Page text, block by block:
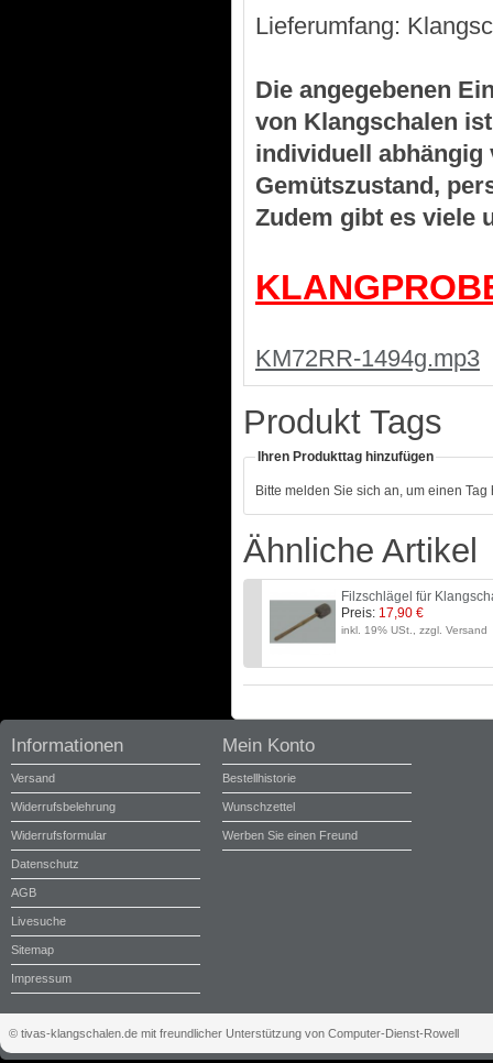
Lieferumfang:
Die angegebenen
von Klangschalen
individuell abhängig
Gemütszustand,
Zudem gibt es viele
KM72RR-1494g.mp3
Produkt Tags
Ihren Produkttag hinzufügen
Bitte melden Sie sich an, um einen
Ähnliche Artikel
Filzschlägel für
Preis: 17,90 €
inkl. 19% USt., zzgl. Versand
Informationen
Versand
Widerrufsbelehrung
Widerrufsformular
Datenschutz
AGB
Livesuche
Sitemap
Impressum
Mein Konto
Bestellhistorie
Wunschzettel
Werben Sie einen Freund
© tivas-klangschalen.de mit freundlicher Unterstützung von Computer-Dienst-Rowell